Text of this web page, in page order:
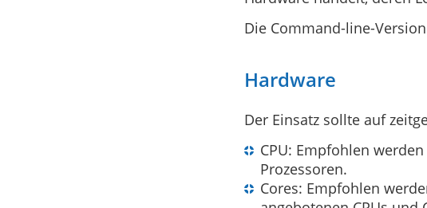
Die Command-line-
Hardware
Der Einsatz sollte auf
CPU: Empfohlen
Prozessoren.
Cores: Empfohlen